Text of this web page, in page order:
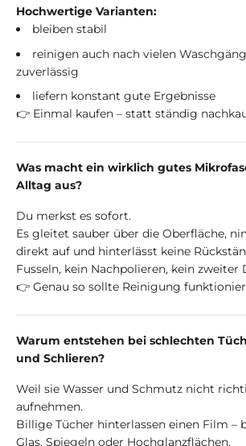
Hochwertige Varianten:
bleiben stabil
reinigen auch nach vielen
zuverlässig
liefern konstant gute Ergebnisse
👉 Einmal kaufen – statt ständig
Was macht ein wirklich gutes
Alltag aus?
Du merkst es sofort.
Es gleitet sauber über die Oberfläche,
direkt auf und hinterlässt keine
Fusseln, kein Nachpolieren, kein zweiter
👉 Genau so sollte Reinigung
Warum entstehen bei schlechten
und Schlieren?
Weil sie Wasser und Schmutz nicht
aufnehmen.
Billige Tücher hinterlassen einen Film –
Glas, Spiegeln oder Hochglanzflächen.